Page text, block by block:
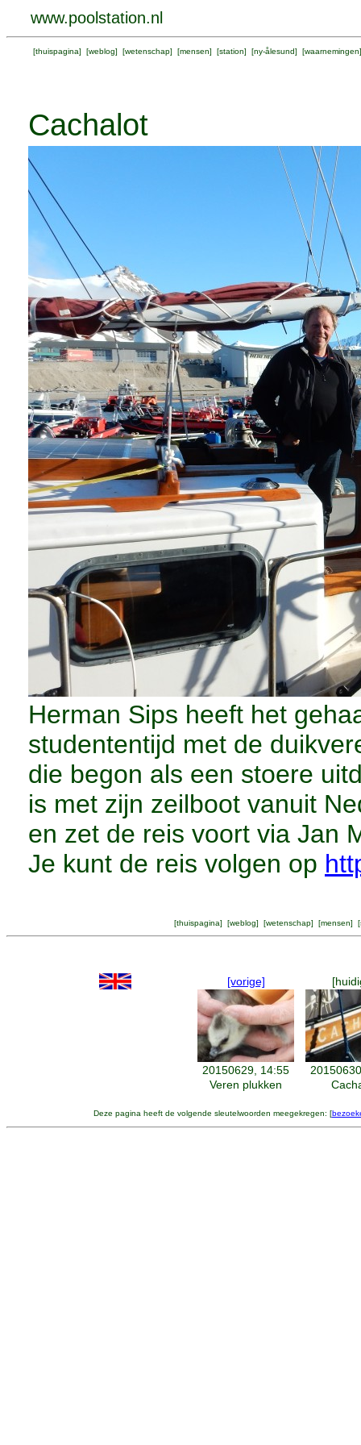
www.poolstation.nl
[thuispagina] [weblog] [wetenschap] [mensen] [station] [ny-ålesund] [waarnemingen
Cachalot
Herman Sips heeft het
studententijd met de
die begon als een stoere
is met zijn zeilboot vanuit
en zet de reis voort via Jan
Je kunt de reis volgen op
[thuispagina] [weblog] [wetenschap] [mensen] [
[vorige]
20150629, 14:55
Veren plukken
Deze pagina heeft de volgende sleutelwoorden meegekregen: [